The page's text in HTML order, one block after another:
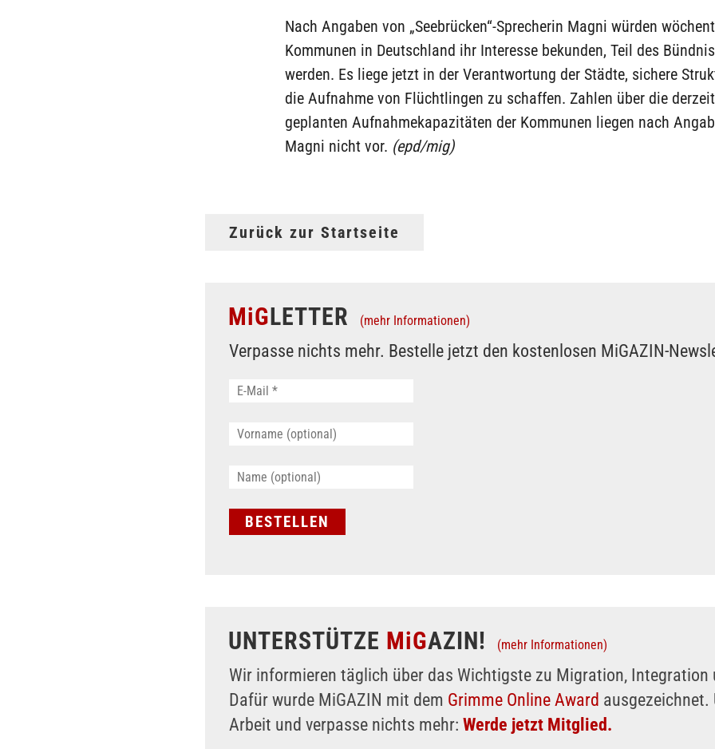
Nach Angaben von „Seebrücken“-Sprecherin Magni würden
Kommunen in Deutschland ihr Interesse bekunden, Teil des
werden. Es liege jetzt in der Verantwortung der Städte, sichere
die Aufnahme von Flüchtlingen zu schaffen. Zahlen über die
geplanten Aufnahmekapazitäten der Kommunen liegen nach
Magni nicht vor. (epd/mig)
Zurück zur Startseite
MiGLETTER (mehr Informationen)
Verpasse nichts mehr. Bestelle jetzt den kostenlosen MiGAZIN-
UNTERSTÜTZE MiGAZIN! (mehr Informationen)
Wir informieren täglich über das Wichtigste zu Migration, Integration
Dafür wurde MiGAZIN mit dem Grimme Online Award
Arbeit und verpasse nichts mehr: Werde jetzt Mitglied.